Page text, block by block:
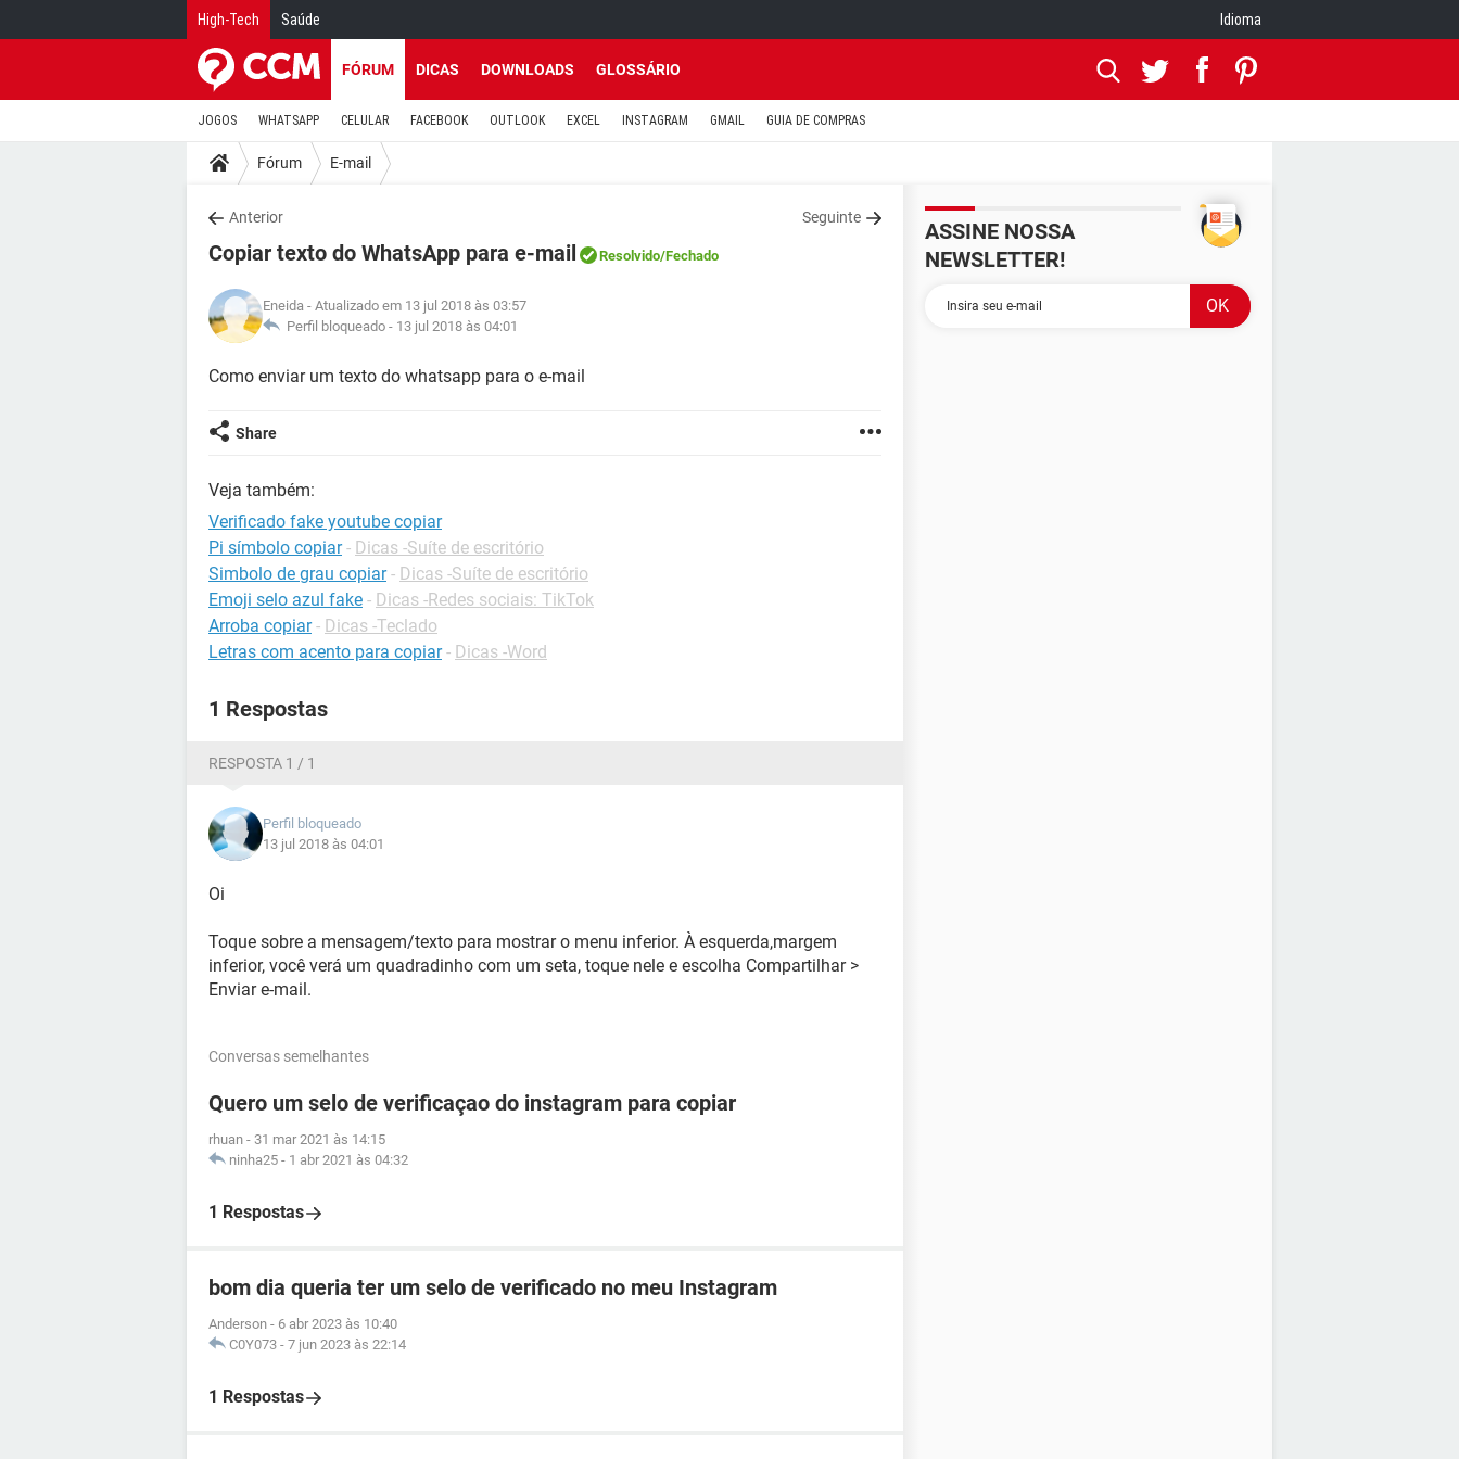
High-Tech Saúde Idioma
FÓRUM DICAS DOWNLOADS GLOSSÁRIO
JOGOS WHATSAPP CELULAR FACEBOOK OUTLOOK EXCEL INSTAGRAM GMAIL GUIA DE COMPRAS
Fórum E-mail
Anterior Seguinte
Copiar texto do WhatsApp para e-mail Resolvido/Fechado
Eneida - Atualizado em 13 jul 2018 às 03:57
Perfil bloqueado - 13 jul 2018 às 04:01
Como enviar um texto do whatsapp para o e-mail
Share
Veja também:
Verificado fake youtube copiar
Pi símbolo copiar - Dicas -Suíte de escritório
Simbolo de grau copiar - Dicas -Suíte de escritório
Emoji selo azul fake - Dicas -Redes sociais: TikTok
Arroba copiar - Dicas -Teclado
Letras com acento para copiar - Dicas -Word
1 Respostas
RESPOSTA 1 / 1
Perfil bloqueado
13 jul 2018 às 04:01
Oi
Toque sobre a mensagem/texto para mostrar o menu inferior. À esquerda,margem
inferior, você verá um quadradinho com um seta, toque nele e escolha Compartilhar >
Enviar e-mail.
Conversas semelhantes
Quero um selo de verificaçao do instagram para copiar
rhuan - 31 mar 2021 às 14:15
ninha25 - 1 abr 2021 às 04:32
1 Respostas
bom dia queria ter um selo de verificado no meu Instagram
Anderson - 6 abr 2023 às 10:40
C0Y073 - 7 jun 2023 às 22:14
1 Respostas
ASSINE NOSSA
NEWSLETTER!